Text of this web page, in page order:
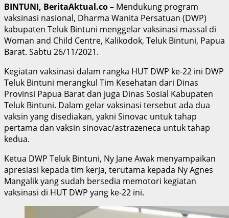
BINTUNI, BeritaAktual.co – Mendukung program
vaksinasi nasional, Dharma Wanita Persatuan (DWP)
kabupaten Teluk Bintuni menggelar vaksinasi massal di
Woman and Child Centre, Kalikodok, Teluk Bintuni, Papua
Barat. Sabtu 26/11/2021.
Kegiatan vaksinasi dalam rangka HUT DWP ke-22 ini DWP
Teluk Bintuni merangkul Tim Kesehatan dari Dinas
Provinsi Papua Barat dan juga Dinas Sosial Kabupaten
Teluk Bintuni. Dalam gelar vaksinasi tersebut ada dua
vaksin yang disediakan, yakni Sinovac untuk tahap
pertama dan vaksin sinovac/astrazeneca untuk tahap
kedua.
Ketua DWP Teluk Bintuni, Ny Jane Awak menyampaikan
apresiasi kepada tim kerja, terutama kepada Ny Agnes
Mangalik yang sudah bersedia memotori kegiatan
vaksinasi di HUT DWP yang ke-22 ini.